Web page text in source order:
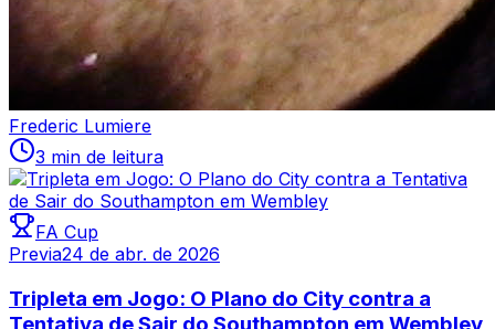
Frederic Lumiere
3 min de leitura
FA Cup
Previa24 de abr. de 2026
Tripleta em Jogo: O Plano do City contra a